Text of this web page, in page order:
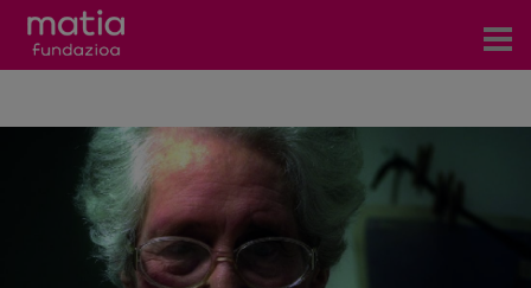
Eventos